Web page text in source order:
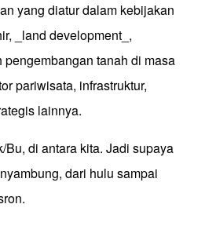
yang diatur dalam kebijakan
_land development_,
tanah di masa
pariwisata, infrastruktur,
lainnya.
Bu, di antara kita. Jadi supaya
dari hulu sampai